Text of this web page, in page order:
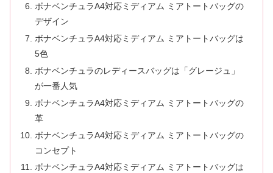
ボナベンチュラA4対応ミディアム ミアトートバッグの
デザイン
ボナベンチュラA4対応ミディアム ミアトートバッグは
5色
ボナベンチュラのレディースバッグは「グレージュ」
が一番人気
ボナベンチュラA4対応ミディアム ミアトートバッグの
革
ボナベンチュラA4対応ミディアム ミアトートバッグの
コンセプト
ボナベンチュラA4対応ミディアム ミアトートバッグは